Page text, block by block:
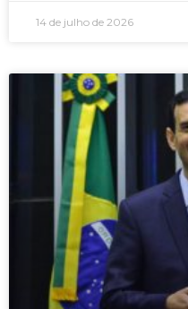
14 de julho de 2026